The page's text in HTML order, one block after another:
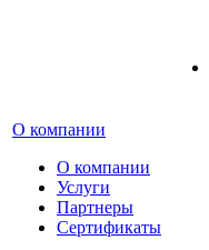
О компании
О компании
Услуги
Партнеры
Сертификаты